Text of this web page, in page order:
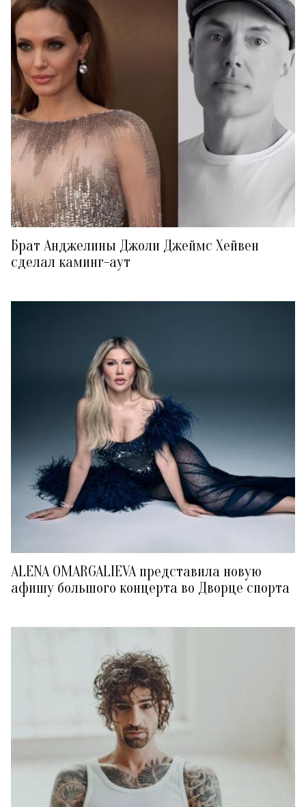
Брат Анджелины Джоли Джеймс Хейвен
сделал каминг-аут
ALENA OMARGALIEVA представила новую
афишу большого концерта во Дворце спорта